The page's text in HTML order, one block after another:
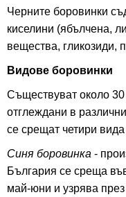
Черните боровинки
киселини (ябълчена,
вещества, гликозиди,
Видове боровинки
Съществуват около
отглеждани в
се срещат четири
Синя боровинка -
България се среща
май-юни и узрява